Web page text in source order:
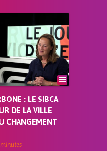
: LE SIBCA
DE LA VILLE
CHANGEMENT